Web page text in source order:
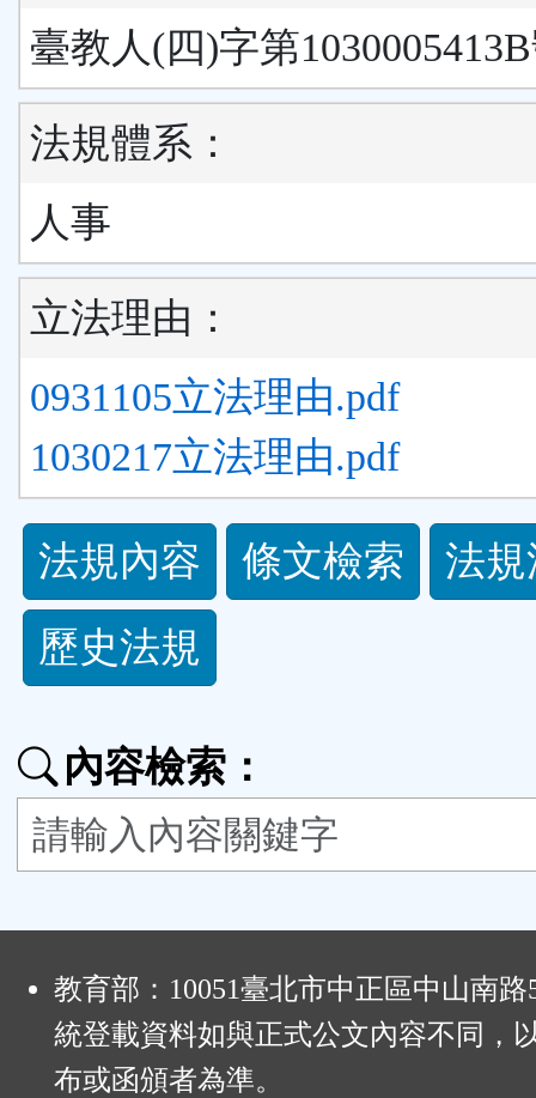
臺教人(四)字第
法規體系：
人事
立法理由：
0931105立法理由.pdf
1030217立法理由.pdf
法
規
功
按
鈕
法規內容 條文檢索
法
歷史法規
內容檢索：
教育部：10051臺北市中正區中山南
統登載資料如與正式公文內容不同，
布或函頒者為準。